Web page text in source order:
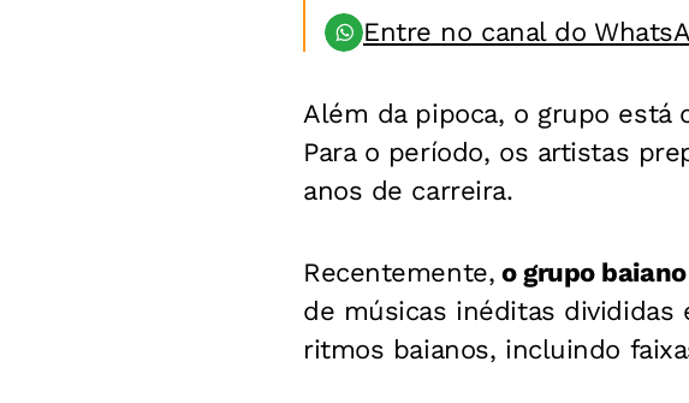
Entre no canal do
Além da pipoca, o grupo está
Para o período, os artistas
anos de carreira.
Recentemente, o grupo
de músicas inéditas divididas
ritmos baianos, incluindo